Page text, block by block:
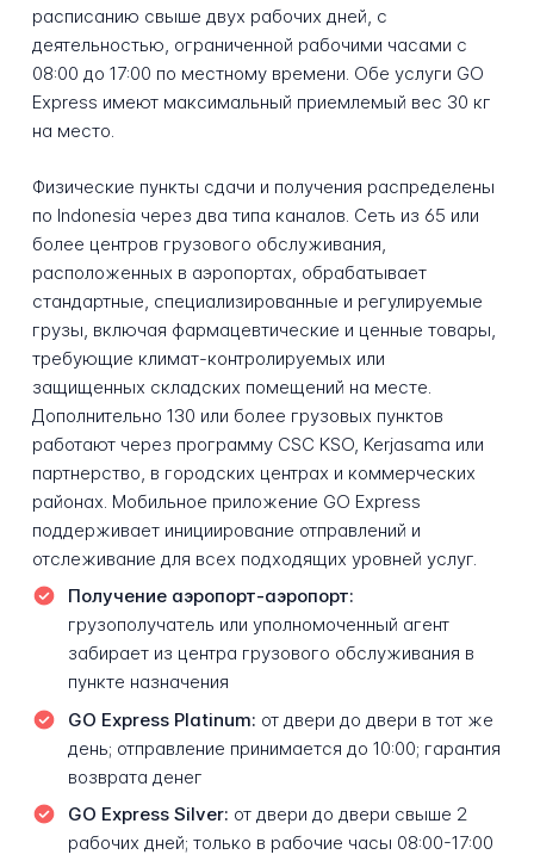
расписанию свыше двух рабочих дней, с
деятельностью, ограниченной рабочими часами с
08:00 до 17:00 по местному времени. Обе услуги GO
Express имеют максимальный приемлемый вес 30 кг
на место.
Физические пункты сдачи и получения распределены
по Indonesia через два типа каналов. Сеть из 65 или
более центров грузового обслуживания,
расположенных в аэропортах, обрабатывает
стандартные, специализированные и регулируемые
грузы, включая фармацевтические и ценные товары,
требующие климат-контролируемых или
защищенных складских помещений на месте.
Дополнительно 130 или более грузовых пунктов
работают через программу CSC KSO, Kerjasama или
партнерство, в городских центрах и коммерческих
районах. Мобильное приложение GO Express
поддерживает инициирование отправлений и
отслеживание для всех подходящих уровней услуг.
Получение аэропорт-аэропорт:
грузополучатель или уполномоченный агент
забирает из центра грузового обслуживания в
пункте назначения
GO Express Platinum: от двери до двери в тот же
день; отправление принимается до 10:00; гарантия
возврата денег
GO Express Silver: от двери до двери свыше 2
рабочих дней; только в рабочие часы 08:00-17:00